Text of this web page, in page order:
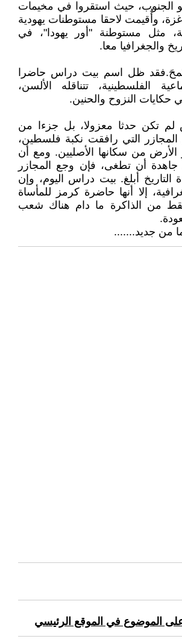
الجنوب، حيث استقروا في مخيمات
وأُقيمت لاحقا مستوطنات يهودية
مثل مستوطنة "أور يهودا"، في
والجغرافيا معا.
تُمحَ.فقد ظل اسم بيت دراس حاضرا
الفلسطينية، تتناقله الألسن،
حكايات النزوح والحنين.
تكن حدثا معزولا، بل جزءا من
التي رافقت نكبة فلسطين،
من سكانها الأصليين. ومع أن
جاهدة أن تطغى، فإن وجع المجازر
التاريخ أبلغ. بيت دراس اليوم، وإن
إلا أنها حاضرة كرمز للمأساة
من الذاكرة ما دام هناك شعب
من جديد.......
على الموضوع في الموقع الرئيسي